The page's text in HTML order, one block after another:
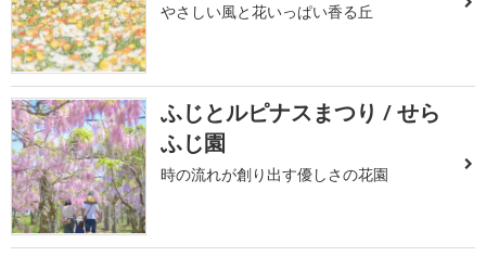
やさしい風と花いっぱい香る丘
ふじとルピナスまつり / せら
ふじ園
時の流れが創り出す優しさの花園